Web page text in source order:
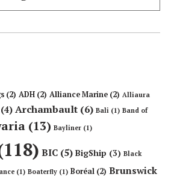
(2) ADH (2) Alliance Marine (2) Alliaura
(4) Archambault (6) Bali (1) Band of
(13) Bayliner (1)
BIC (5) BigShip (3) Black
(1) Boaterfly (1) Boréal (2) Brunswick